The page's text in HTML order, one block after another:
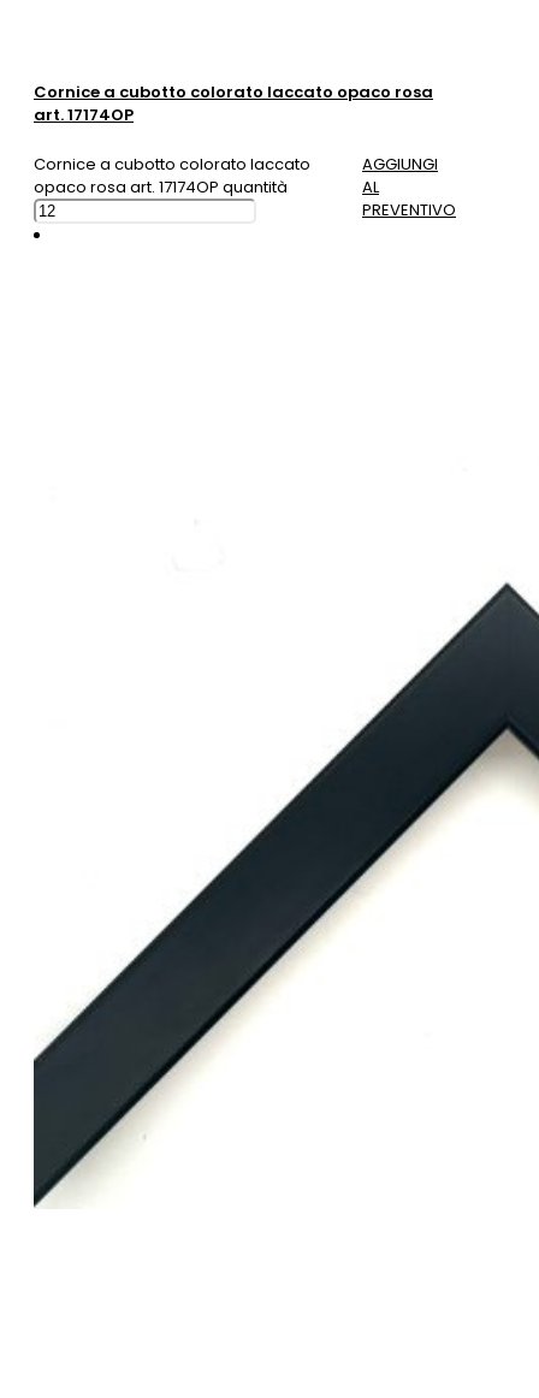
Cornice a cubotto colorato laccato opaco rosa
art. 17174OP
Cornice a cubotto colorato laccato
opaco rosa art. 17174OP quantità
AGGIUNGI
AL
PREVENTIVO